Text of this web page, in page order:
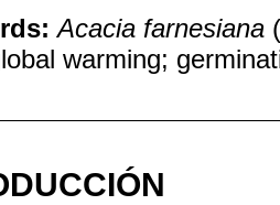
Acacia farnesiana
warming;